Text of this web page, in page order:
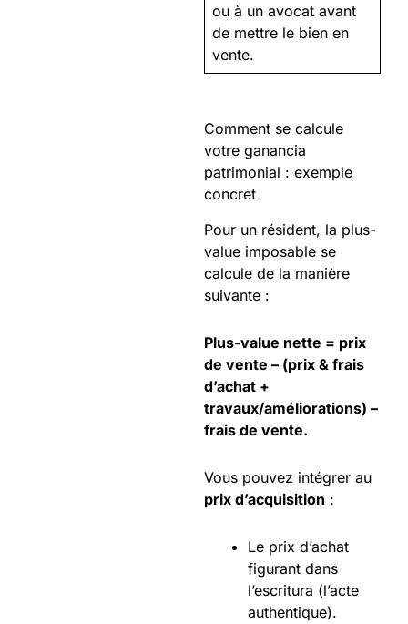
ou à un avocat avant
de mettre le bien en
vente.
Comment se calcule
votre ganancia
patrimonial : exemple
concret
Pour un résident, la plus-
value imposable se
calcule de la manière
suivante :
Plus-value nette = prix
de vente – (prix & frais
d’achat +
travaux/améliorations) –
frais de vente.
Vous pouvez intégrer au
prix d’acquisition :
Le prix d’achat
figurant dans
l’escritura (l’acte
authentique).